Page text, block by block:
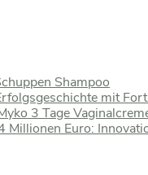
Shampoo
mit
3 Tage
Euro: